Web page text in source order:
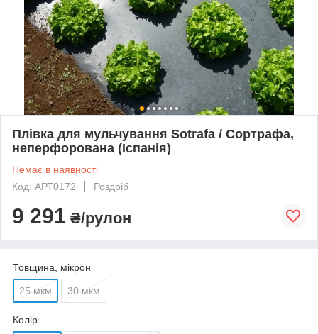
Плівка для мульчування Sotrafa / Сортрафа,
неперфорована (Іспанія)
Немає в наявності
Код: АРТ0172
Роздріб
9 291 ₴/рулон
Товщина, мікрон
25 мкм 30 мкм
Колір